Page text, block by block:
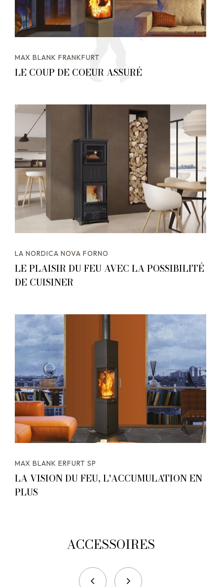
MAX BLANK FRANKFURT
LE COUP DE COEUR ASSURÉ
LA NORDICA NOVA FORNO
LE PLAISIR DU FEU AVEC LA POSSIBILITÉ
DE CUISINER
MAX BLANK ERFURT SP
LA VISION DU FEU, L'ACCUMULATION EN
PLUS
ACCESSOIRES